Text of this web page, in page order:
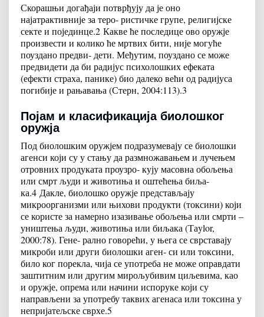
Скорашњи догађаји потврђују да је оно
најатрактивније за теро- ристичке групе, религијске
секте и појединце.2 Какве ће последице ово оружје
произвести и колико ће мртвих бити, није могуће
поуздано предви- дети. Међутим, поуздано се може
предвидети да би радијус психолошких ефеката
(ефекти страха, панике) био далеко већи од радијуса
погибије и рањавања (Стерн, 2004:113).3
Појам и класификација биолошког
оружја
Под биолошким оружјем подразумевају се биолошки
агенси који су у стању да размножавањем и лучењем
отровних продуката проузро- кују масовна обољења
или смрт људи и животиња и оштећења биља-
ка.4 Дакле, биолошко оружје представљају
микроорганизми или њихови продукти (токсини) који
се користе за намерно изазивање обољења или смрти –
уништења људи, животиња или биљака (Таylor,
2000:78). Гене- рално говорећи, у њега се сврставају
микроби или други биолошки аген- си или токсини,
било ког порекла, чија се употреба не може оправдати
заштитним или другим мирољубивим циљевима, као
и оружје, опрема или начини испоруке који су
направљени за употребу таквих агенаса или токсина у
непријатељске сврхе.5